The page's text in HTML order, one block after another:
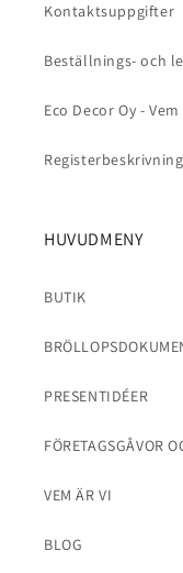
Kontaktsuppgifter
Beställnings- och
Eco Decor Oy -
Registerbeskrivning
HUVUDMENY
BUTIK
PRESENTIDÉER
FÖRETAGSGÅVOR
VEM ÄR VI
BLOG